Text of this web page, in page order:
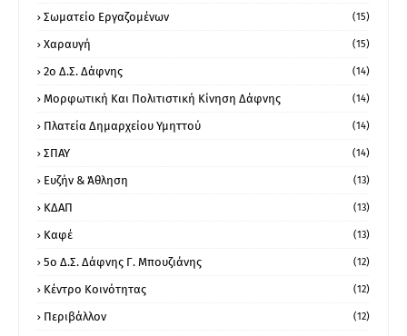
Σωματείο Εργαζομένων (15)
Χαραυγή (15)
2ο Δ.Σ. Δάφνης (14)
Μορφωτική Και Πολιτιστική Κίνηση Δάφνης (14)
Πλατεία Δημαρχείου Υμηττού (14)
ΣΠΑΥ (14)
Ευζήν & Άθληση (13)
ΚΔΑΠ (13)
Καφέ (13)
5ο Δ.Σ. Δάφνης Γ. Μπουζιάνης (12)
Κέντρο Κοινότητας (12)
Περιβάλλον (12)